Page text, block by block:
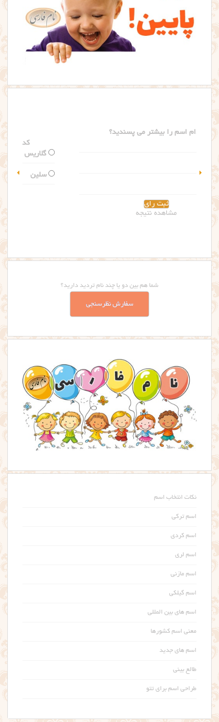
شما هم بین دو یا چند نام تردید دارید؟
سفارش نظرسنجی
نکات انتخاب اسم
اسم ترکی
اسم کردی
اسم لری
اسم مازنی
اسم گیلکی
اسم های بین المللی
معنی اسم کشورها
اسم های جدید
طالع بینی
طراحی اسم برای تتو